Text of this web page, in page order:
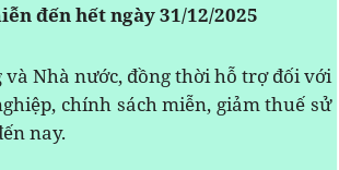
đến hết ngày 31/12/2025
Nhà nước, đồng thời hỗ trợ đối với
chính sách miễn, giảm thuế sử
nay.